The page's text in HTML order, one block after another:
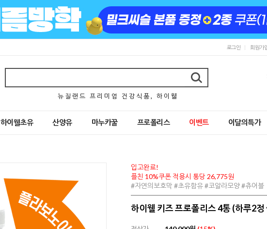
로그인 회원가
뉴 질 랜 드 프 리 미 엄 건 강 식 품 , 하 이 웰
하이웰초유 산양유 마누카꿀 프로폴리스 이벤트 이달의특가
입고완료!
플친 10%쿠폰 적용시 통당 26,775원
#자연의보호막 #초유함유 #코알라모양 #츄어블
하이웰 키즈 프로폴리스 4통 (하루2